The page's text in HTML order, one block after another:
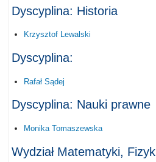
Dyscyplina: Historia
Krzysztof Lewalski
Dyscyplina:
Rafał Sądej
Dyscyplina: Nauki prawne
Monika Tomaszewska
Wydział Matematyki,